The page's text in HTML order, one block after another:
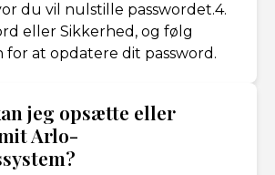
du vil nulstille passwordet.4.
eller Sikkerhed, og følg
for at opdatere dit password.
jeg opsætte eller
Arlo-